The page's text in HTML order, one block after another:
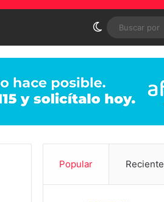
Switch skin
Popular Reciente